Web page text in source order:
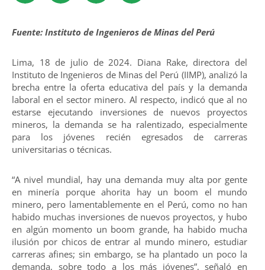
Fuente: Instituto de Ingenieros de Minas del Perú
Lima, 18 de julio de 2024. Diana Rake, directora del
Instituto de Ingenieros de Minas del Perú (IIMP), analizó la
brecha entre la oferta educativa del país y la demanda
laboral en el sector minero. Al respecto, indicó que al no
estarse ejecutando inversiones de nuevos proyectos
mineros, la demanda se ha ralentizado, especialmente
para los jóvenes recién egresados de carreras
universitarias o técnicas.
“A nivel mundial, hay una demanda muy alta por gente
en minería porque ahorita hay un boom el mundo
minero, pero lamentablemente en el Perú, como no han
habido muchas inversiones de nuevos proyectos, y hubo
en algún momento un boom grande, ha habido mucha
ilusión por chicos de entrar al mundo minero, estudiar
carreras afines; sin embargo, se ha plantado un poco la
demanda, sobre todo a los más jóvenes”, señaló en